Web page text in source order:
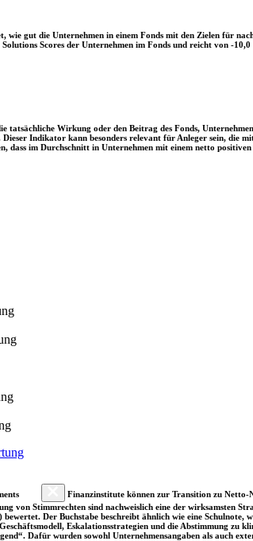
wie gut die Unternehmen in einem Fonds mit den Zielen für
Scores der Unternehmen im Fonds und reicht von -
tatsächliche Wirkung oder den Beitrag des Fonds,
Indikator kann besonders relevant für Anleger sein, die
dass im Durchschnitt in Unternehmen mit einem netto
Finanzinstitute können zur Transition zu Netto-
von Stimmrechten sind nachweislich eine der
bewertet. Der Buchstabe beschreibt ähnlich wie eine
Eskalationsstrategien und die Abstimmung
Dafür wurden sowohl Unternehmensangaben als auch